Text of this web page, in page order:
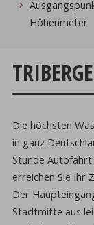
Höhenmeter
Die höchsten
in ganz
Stunde
erreichen Sie Ihr
Der
Stadtmitte aus